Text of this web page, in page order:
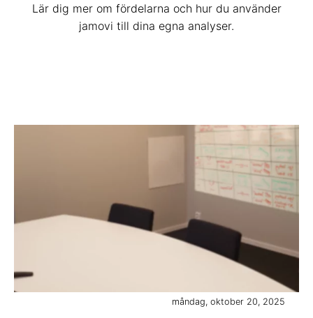
Lär dig mer om fördelarna och hur du använder
jamovi till dina egna analyser.
måndag, oktober 20, 2025